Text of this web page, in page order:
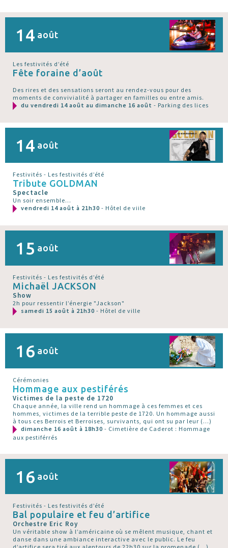
14 août
Les festivités d’été
Fête foraine d’août
Des rires et des sensations seront au rendez-vous pour des
moments de convivialité à partager en familles ou entre amis.
du vendredi 14 août au dimanche 16 août - Parking des lices
14 août
Festivités - Les festivités d’été
Tribute GOLDMAN
Spectacle
Un soir ensemble...
vendredi 14 août à 21h30 - Hôtel de viile
15 août
Festivités - Les festivités d’été
Michaël JACKSON
Show
2h pour ressentir l’énergie "Jackson"
samedi 15 août à 21h30 - Hôtel de ville
16 août
Cérémonies
Hommage aux pestiférés
Victimes de la peste de 1720
Chaque année, la ville rend un hommage à ces femmes et ces
hommes, victimes de la terrible peste de 1720. Un hommage aussi
à tous ces Berrois et Berroises, survivants, qui ont su par leur (…)
dimanche 16 août à 18h30 - Cimetière de Caderot : Hommage
aux pestiférrés
16 août
Festivités - Les festivités d’été
Bal populaire et feu d’artifice
Orchestre Eric Roy
Un véritable show à l’américaine où se mêlent musique, chant et
danse dans une ambiance interactive avec le public. Le feu